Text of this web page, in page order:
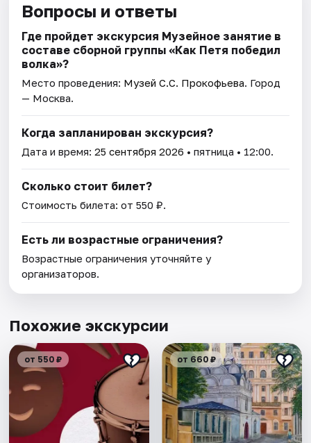
Вопросы и ответы
Где пройдет экскурсия Музейное занятие в
составе сборной группы «Как Петя победил
волкa»?
Место проведения: Музей С.С. Прокофьева. Город
— Москва.
Когда запланирован экскурсия?
Дата и время:25 сентября 2026 • пятница • 12:00.
Сколько стоит билет?
Стоимость билета: от 550 ₽.
Есть ли возрастные ограничения?
Возрастные ограничения уточняйте у
организаторов.
Похожие экскурсии
от 550 ₽ от 660 ₽